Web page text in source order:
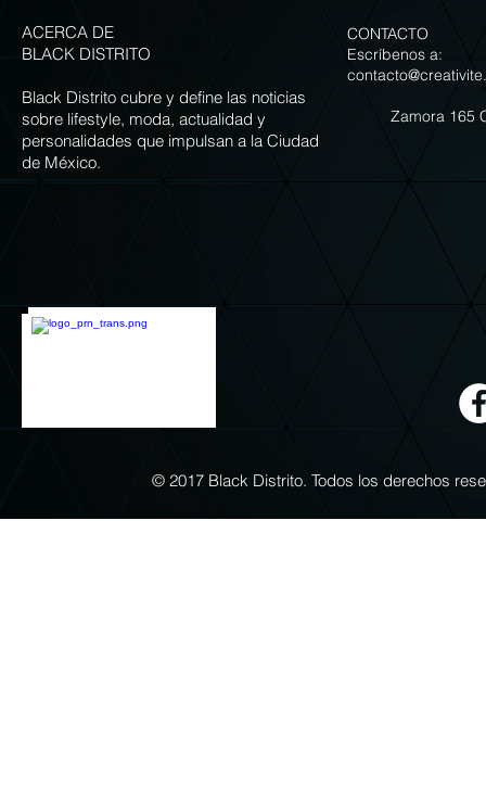
ACERCA DE
BLACK DISTRITO
Black Distrito cubre y define las noticias
sobre lifestyle, moda, actualidad y
personalidades que impulsan a la Ciudad
de México.
CONTACTO
Escríbenos a:
Zamora 165
© 2017 Black Distrito. Todos los derechos